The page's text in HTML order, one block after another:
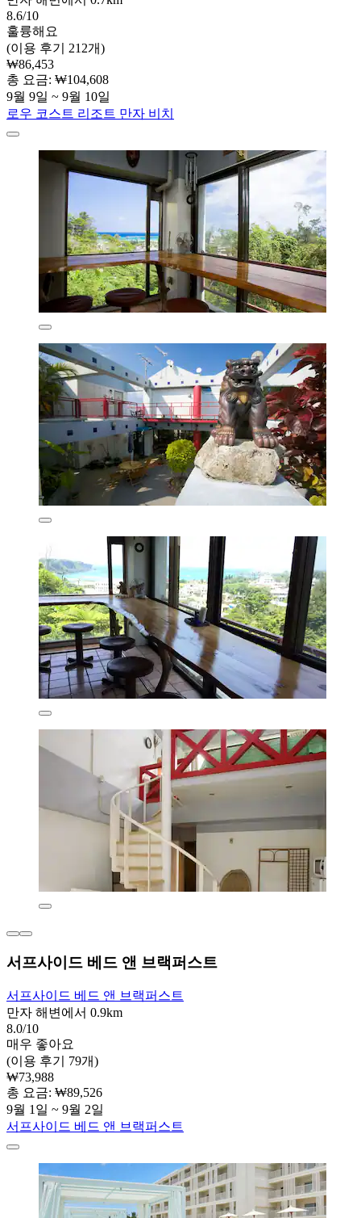
8.6/10
훌륭해요
(이용 후기 212개)
₩86,453
총 요금: ₩104,608
9월 9일 ~ 9월 10일
로우 코스트 리조트 만자 비치
서프사이드 베드 앤 브랙퍼스트
서프사이드 베드 앤 브랙퍼스트
만자 해변에서 0.9km
8.0/10
매우 좋아요
(이용 후기 79개)
₩73,988
총 요금: ₩89,526
9월 1일 ~ 9월 2일
서프사이드 베드 앤 브랙퍼스트